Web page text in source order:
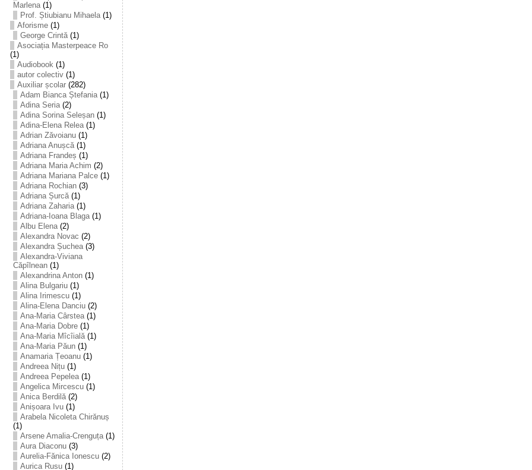
Marlena(1)
Prof. Știubianu Mihaela(1)
Aforisme(1)
George Crintă(1)
Asociația Masterpeace Ro
(1)
Audiobook(1)
autor colectiv(1)
Auxiliar școlar(282)
Adam Bianca Ștefania(1)
Adina Seria(2)
Adina Sorina Seleșan(1)
Adina-Elena Relea(1)
Adrian Zăvoianu(1)
Adriana Anușcă(1)
Adriana Frandeș (1)
Adriana Maria Achim (2)
Adriana Mariana Palce(1)
Adriana Rochian(3)
Adriana Șurcă(1)
Adriana Zaharia(1)
Adriana-Ioana Blaga(1)
Albu Elena(2)
Alexandra Novac (2)
Alexandra Șuchea(3)
Alexandra-Viviana
Căpîlnean(1)
Alexandrina Anton(1)
Alina Bulgariu(1)
Alina Irimescu(1)
Alina-Elena Danciu(2)
Ana-Maria Cârstea(1)
Ana-Maria Dobre(1)
Ana-Maria Mîcîială(1)
Ana-Maria Păun(1)
Anamaria Țeoanu(1)
Andreea Nițu(1)
Andreea Pepelea(1)
Angelica Mircescu(1)
Anica Berdilă(2)
Anișoara Ivu(1)
Arabela Nicoleta Chirănuș
(1)
Arsene Amalia-Crenguța(1)
Aura Diaconu(3)
Aurelia-Fănica Ionescu(2)
Aurica Rusu(1)